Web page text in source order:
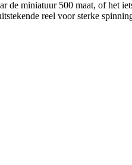
miniatuur 500 maat, of het
reel voor sterke